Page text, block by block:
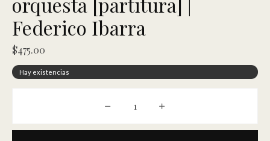
Federico Ibarra
$475.00
Hay existencias
Concierto para violonchelo y